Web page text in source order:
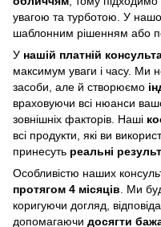
увагою та турботою. У
шаблонним рішенням або
У нашій платній
максимум уваги і часу. Ми
засоби, але й створюємо
враховуючи всі нюанси
зовнішніх факторів. Наші
всі продукти, які ви
принесуть реальні
Особливістю наших
протягом 4 місяців. Ми
коригуючи догляд,
допомагаючи досягти